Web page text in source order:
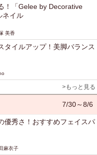
！「Gelee by Decorative
ネイル
美香
タイルアップ！美脚バランス
>もっと見る
7/30～8/6
優秀さ！おすすめフェイスパ
麻衣子